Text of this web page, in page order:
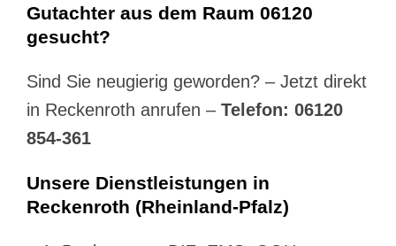
Gutachter aus dem Raum 06120
gesucht?
Sind Sie neugierig geworden? – Jetzt direkt
in Reckenroth anrufen – Telefon: 06120
854-361
Unsere Dienstleistungen in
Reckenroth (Rheinland-Pfalz)